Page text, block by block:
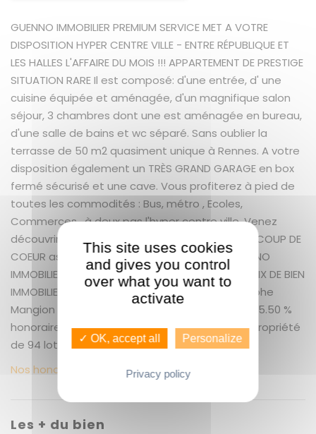
GUENNO IMMOBILIER PREMIUM SERVICE MET A VOTRE
DISPOSITION HYPER CENTRE VILLE - ENTRE RÉPUBLIQUE ET
LES HALLES L'AFFAIRE DU MOIS !!! APPARTEMENT DE PRESTIGE
SITUATION RARE Il est composé: d'une entrée, d' une
cuisine équipée et aménagée, d'un magnifique salon
séjour, 3 chambres dont une est aménagée en bureau,
d'une salle de bains et wc séparé. Sans oublier la
terrasse de 50 m2 quasiment unique à Rennes. A votre
disposition également un TRÈS GRAND GARAGE en box
fermé sécurisé et une cave. Vous profiterez à pied de
toutes les commodités : Bus, métro , Ecoles,
Commerces , à deux pas l'hyper centre ville. Venez
découvrir ce bien extrêmement rare à Rennes COUP DE
COEUR assuré. A VISITER TRÈS RAPIDEMENT GUENNO
IMMOBILIER PREMIUM SERVICE LE PLUS GRAND CHOIX DE BIEN
IMMOBILIERS SUR RENNES ET ALENTOURS (Christophe
Mangion Agent Commercial 02.22.91.01.13) dont 5.50 %
honoraires TTC à la charge de l'acquéreur. Copropriété
de 94 lots Charges annuelles : 2600 euros.
Nos honoraires
Les + du bien
This site uses cookies
and gives you control
over what you want to
activate
✓ OK, accept all Personalize
Privacy policy